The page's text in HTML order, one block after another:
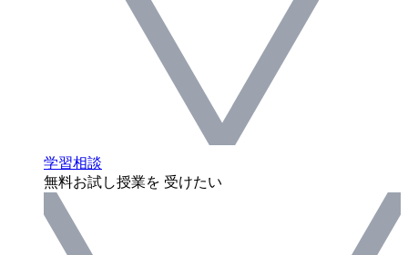
学習相談
無料お試し授業を 受けたい